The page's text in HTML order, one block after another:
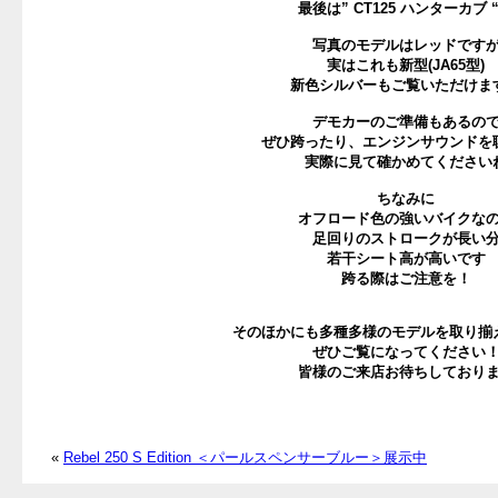
最後は” CT125 ハンターカブ
写真のモデルはレッドです
実はこれも新型(JA65型)
新色シルバーもご覧いただけま
デモカーのご準備もあるの
ぜひ跨ったり、エンジンサウンドを
実際に見て確かめてください
ちなみに
オフロード色の強いバイクな
足回りのストロークが長い
若干シート高が高いです
跨る際はご注意を！
そのほかにも多種多様のモデルを取り揃
ぜひご覧になってください
皆様のご来店お待ちしており
« Rebel 250 S Edition ＜パールスペンサーブルー＞展示中